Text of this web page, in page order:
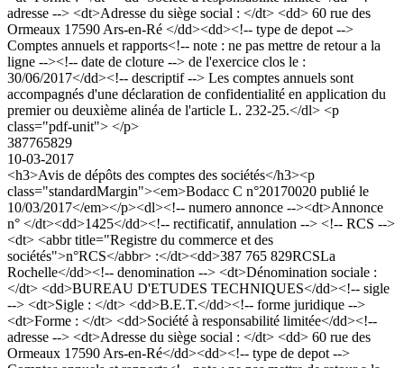
adresse --> <dt>Adresse du siège social : </dt> <dd> 60 rue des
Ormeaux 17590 Ars-en-Ré </dd><dd><!-- type de depot -->
Comptes annuels et rapports<!-- note : ne pas mettre de retour a la
ligne --><!-- date de cloture --> de l'exercice clos le :
30/06/2017</dd><!-- descriptif --> Les comptes annuels sont
accompagnés d'une déclaration de confidentialité en application du
premier ou deuxième alinéa de l'article L. 232-25.</dl> <p
class="pdf-unit"> </p>
387765829
10-03-2017
<h3>Avis de dépôts des comptes des sociétés</h3><p
class="standardMargin"><em>Bodacc C n°20170020 publié le
10/03/2017</em></p><dl><!-- numero annonce --><dt>Annonce
n° </dt><dd>1425</dd><!-- rectificatif, annulation --> <!-- RCS -->
<dt> <abbr title="Registre du commerce et des
sociétés">n°RCS</abbr> :</dt><dd>387 765 829RCSLa
Rochelle</dd><!-- denomination --> <dt>Dénomination sociale :
</dt> <dd>BUREAU D'ETUDES TECHNIQUES</dd><!-- sigle
--> <dt>Sigle : </dt> <dd>B.E.T.</dd><!-- forme juridique -->
<dt>Forme : </dt> <dd>Société à responsabilité limitée</dd><!--
adresse --> <dt>Adresse du siège social : </dt> <dd> 60 rue des
Ormeaux 17590 Ars-en-Ré</dd><dd><!-- type de depot -->